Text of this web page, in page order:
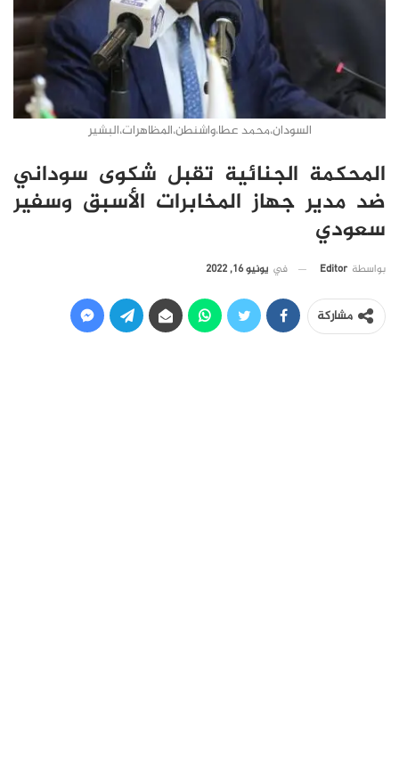
السودان،محمد عطا،واشنطن،المظاهرات،البشير
المحكمة الجنائية تقبل شكوى سوداني
ضد مدير جهاز المخابرات الأسبق وسفير
سعودي
بواسطة Editor في يونيو 16, 2022
مشاركة